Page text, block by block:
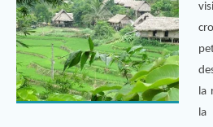
la
la